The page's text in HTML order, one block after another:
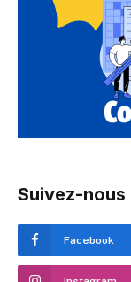
Suivez-nous
Facebook